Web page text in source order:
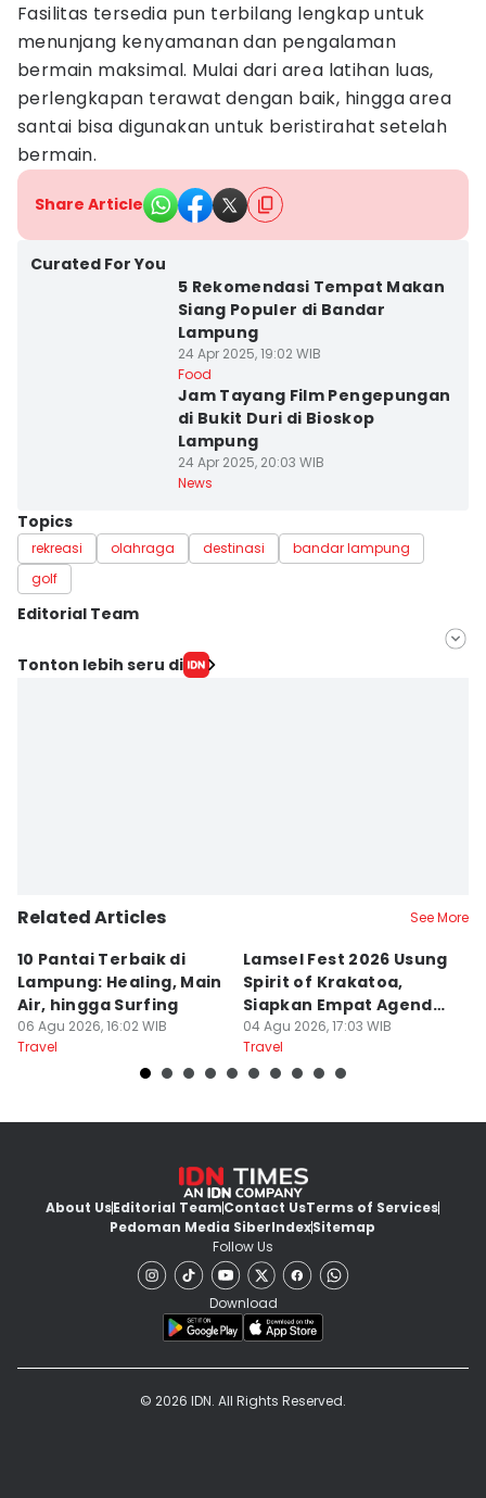
Fasilitas tersedia pun terbilang lengkap untuk
menunjang kenyamanan dan pengalaman
bermain maksimal. Mulai dari area latihan luas,
perlengkapan terawat dengan baik, hingga area
santai bisa digunakan untuk beristirahat setelah
bermain.
Share Article
Curated For You
5 Rekomendasi Tempat Makan
Siang Populer di Bandar
Lampung
24 Apr 2025, 19:02 WIB
Food
Jam Tayang Film Pengepungan
di Bukit Duri di Bioskop
Lampung
24 Apr 2025, 20:03 WIB
News
Topics
rekreasi olahraga destinasi
bandar lampung
golf
Editorial Team
Editor
Tonton lebih seru di
Related Articles See More
10 Pantai Terbaik di
Lampung: Healing, Main
Air, hingga Surfing
06 Agu 2026, 16:02 WIB
Travel
Lamsel Fest 2026 Usung
Spirit of Krakatoa,
Siapkan Empat Agenda
Utama
04 Agu 2026, 17:03 WIB
Travel
About UsEditorial TeamContact UsTerms of Services
Pedoman Media SiberIndexSitemap
Follow Us
Download
© 2026 IDN. All Rights Reserved.